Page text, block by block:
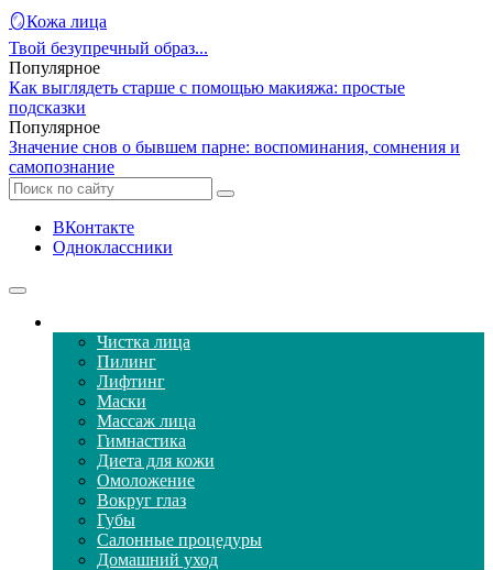
🪞Кожа лица
Твой безупречный образ...
Популярное
Как выглядеть старше с помощью макияжа: простые
подсказки
Популярное
Значение снов о бывшем парне: воспоминания, сомнения и
самопознание
ВКонтакте
Одноклассники
Чистка лица
Пилинг
Лифтинг
Маски
Массаж лица
Гимнастика
Диета для кожи
Омоложение
Вокруг глаз
Губы
Салонные процедуры
Домашний уход